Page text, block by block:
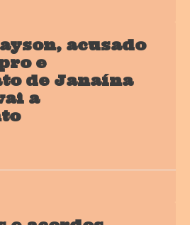
acusado
e
de Janaína
a